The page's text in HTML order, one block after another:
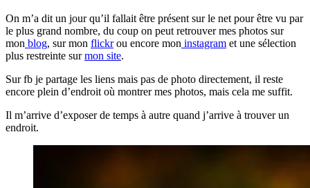
On m’a dit un jour qu’il fallait être présent sur le net pour être vu par
le plus grand nombre, du coup on peut retrouver mes photos sur
mon blog, sur mon flickrou encore mon instagram et une sélection
plus restreinte surmon site.
Sur fb je partage les liens mais pas de photo directement, il reste
encore plein d’endroit où montrer mes photos, mais cela me suffit.
Il m’arrive d’exposer de temps à autre quand j’arrive à trouver un
endroit.